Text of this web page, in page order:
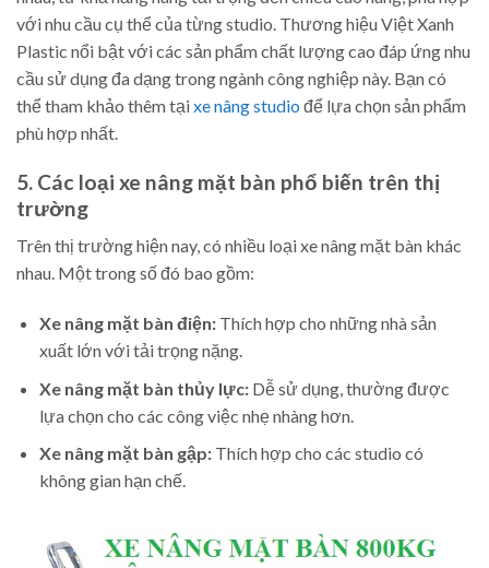
với nhu cầu cụ thể của từng studio. Thương hiệu Việt Xanh
Plastic nổi bật với các sản phẩm chất lượng cao đáp ứng nhu
cầu sử dụng đa dạng trong ngành công nghiệp này. Bạn có
thể tham khảo thêm tạixe nâng studio để lựa chọn sản phẩm
phù hợp nhất.
5. Các loại xe nâng mặt bàn phổ biến trên thị
trường
Trên thị trường hiện nay, có nhiều loại xe nâng mặt bàn khác
nhau. Một trong số đó bao gồm:
Xe nâng mặt bàn điện:Thích hợp cho những nhà sản
xuất lớn với tải trọng nặng.
Xe nâng mặt bàn thủy lực:Dễ sử dụng, thường được
lựa chọn cho các công việc nhẹ nhàng hơn.
Xe nâng mặt bàn gập:Thích hợp cho các studio có
không gian hạn chế.